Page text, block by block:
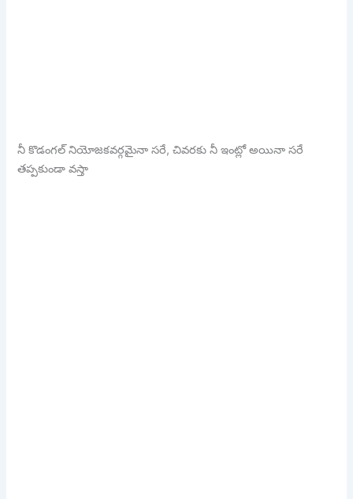
నీ కొడంగల్ నియోజకవర్గమైనా సరే, చివరకు నీ ఇంట్లో అయినా సరే
తప్పకుండా వస్తా